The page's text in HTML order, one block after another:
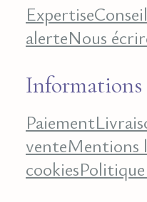
ExpertiseConseil
alerteNous
Informations
Paiement
venteMentions
cookies